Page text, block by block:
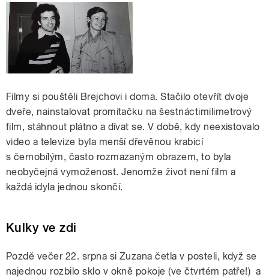
Filmy si pouštěli Brejchovi i doma. Stačilo otevřít dvoje
dveře, nainstalovat promítačku na šestnáctimilimetrový
film, stáhnout plátno a dívat se. V době, kdy neexistovalo
video a televize byla menší dřevěnou krabicí
s černobílým, často rozmazaným obrazem, to byla
neobyčejná vymoženost. Jenomže život není film a
každá idyla jednou skončí.
Kulky ve zdi
Pozdě večer 22. srpna si Zuzana četla v posteli, když se
najednou rozbilo sklo v okně pokoje (ve čtvrtém patře!) a